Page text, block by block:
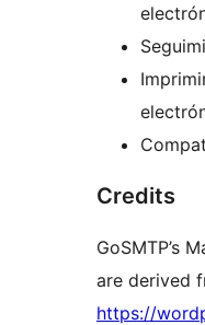
Credits
GoSMTP’s
are derived
https://